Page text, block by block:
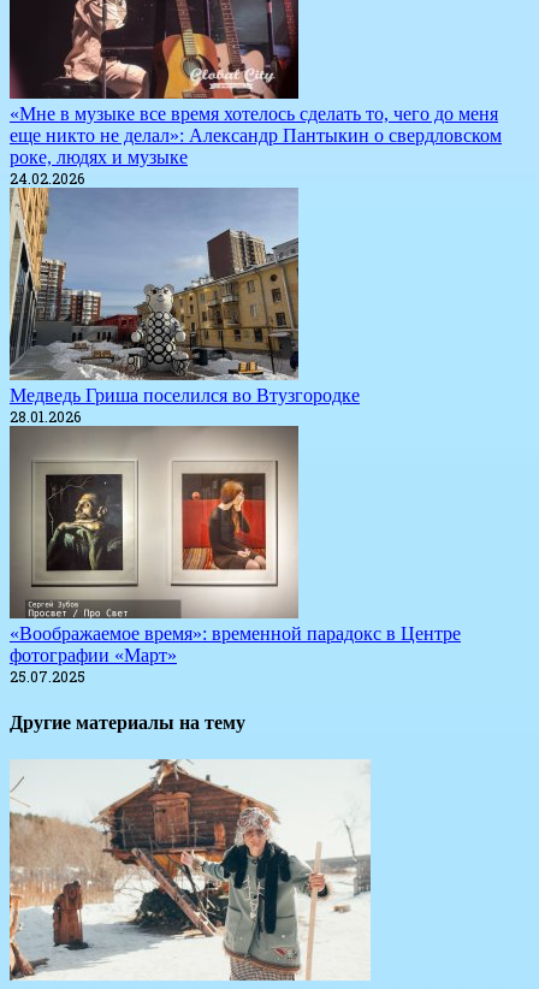
«Мне в музыке все время хотелось сделать то, чего до меня
еще никто не делал»: Александр Пантыкин о свердловском
роке, людях и музыке
24.02.2026
Медведь Гриша поселился во Втузгородке
28.01.2026
«Воображаемое время»: временной парадокс в Центре
фотографии «Март»
25.07.2025
Другие материалы на тему